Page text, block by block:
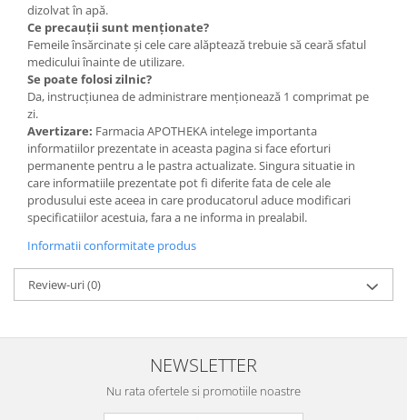
dizolvat în apă.
Ce precauții sunt menționate?
Femeile însărcinate și cele care alăptează trebuie să ceară sfatul
medicului înainte de utilizare.
Se poate folosi zilnic?
Da, instrucțiunea de administrare menționează 1 comprimat pe
zi.
Avertizare: Farmacia APOTHEKA intelege importanta
informatiilor prezentate in aceasta pagina si face eforturi
permanente pentru a le pastra actualizate. Singura situatie in
care informatiile prezentate pot fi diferite fata de cele ale
produsului este aceea in care producatorul aduce modificari
specificatiilor acestuia, fara a ne informa in prealabil.
Informatii conformitate produs
Review-uri(0)
NEWSLETTER
Nu rata ofertele si promotiile noastre